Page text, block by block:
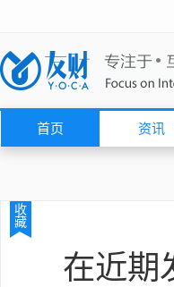
首页 资讯
收
藏
在近期